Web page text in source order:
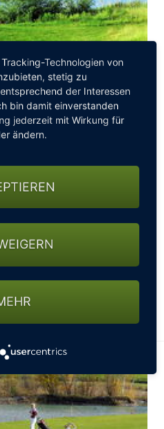
Golferlebnis"
Menü oder Buffet am
freies Spiel auf zwei 18-
...Preis pro Person im
Technologien von
stetig zu
der Interessen
bin damit einverstanden
jederzeit mit Wirkung für
ändern.